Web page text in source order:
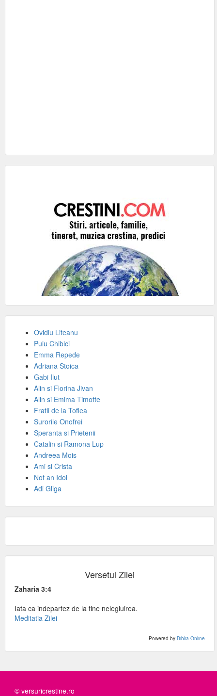
Ovidiu Liteanu
Puiu Chibici
Emma Repede
Adriana Stoica
Gabi Ilut
Alin si Florina Jivan
Alin si Emima Timofte
Fratii de la Toflea
Surorile Onofrei
Speranta si Prietenii
Catalin si Ramona Lup
Andreea Mois
Ami si Crista
Not an Idol
Adi Gliga
Versetul Zilei
Zaharia 3:4
Iata ca indepartez de la tine nelegiuirea.
Meditatia Zilei
Powered by Biblia Online
© versuricrestine.ro